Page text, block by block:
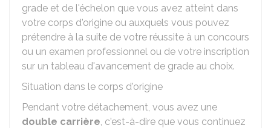
grade et de l'échelon que vous avez atteint dans
votre corps d'origine ou auxquels vous pouvez
prétendre à la suite de votre réussite à un concours
ou un examen professionnel ou de votre inscription
sur un tableau d'avancement de grade au choix.
Situation dans le corps d'origine
Pendant votre détachement, vous avez une
double carrière, c'est-à-dire que vous continuez